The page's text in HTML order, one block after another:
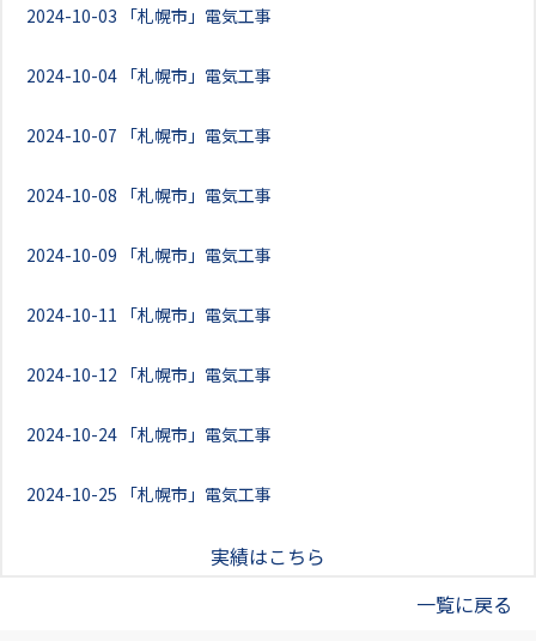
2024-10-03 「札幌市」電気工事
2024-10-04 「札幌市」電気工事
2024-10-07 「札幌市」電気工事
2024-10-08 「札幌市」電気工事
2024-10-09 「札幌市」電気工事
2024-10-11 「札幌市」電気工事
2024-10-12 「札幌市」電気工事
2024-10-24 「札幌市」電気工事
2024-10-25 「札幌市」電気工事
実績はこちら
一覧に戻る